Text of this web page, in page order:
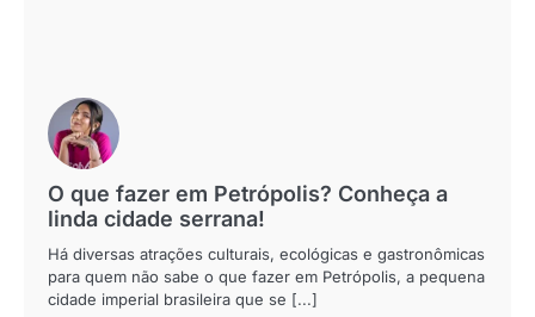
O que fazer em Petrópolis? Conheça a
linda cidade serrana!
Há diversas atrações culturais, ecológicas e gastronômicas
para quem não sabe o que fazer em Petrópolis, a pequena
cidade imperial brasileira que se [...]